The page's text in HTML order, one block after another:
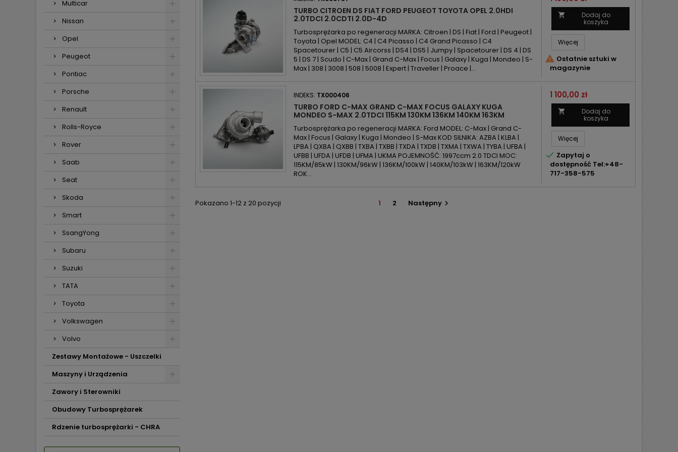
Multicar
Nissan
Opel
Peugeot
Pontiac
Porsche
Renault
Rolls-Royce
Rover
Saab
Seat
Skoda
Smart
SsangYong
Subaru
Suzuki
TATA
Toyota
Volkswagen
Volvo
Zestawy Montażowe - Uszczelki
Maszyny i Urządzenia
Zawory i Sterowniki
Obudowy Turbosprężarek
Rdzenie turbosprężarki - CHRA
TURBO CITROEN DS FIAT FORD PEUGEOT TOYOTA OPEL 2.0HDI
2.0TDCI 2.0CDTI 2.0D-4D
Turbosprężarka po regeneracji MARKA: Citroen | DS | Fiat | Ford | Peugeot |
Toyota | Opel MODEL: C4 | C4 Picasso | C4 Grand Picasso | C4
Spacetourer | C5 | C5 Aircorss | DS4 | DS5 | Jumpy | Spacetourer | DS 4 | DS
5 | DS 7 | Scudo | C-Max | Grand C-Max | Focus | Galaxy | Kuga | Mondeo | S-
Max | 308 | 3008 | 508 | 5008 | Expert | Traveller | Proace |...

Dodaj do
koszyka
Więcej
 Ostatnie sztuki w
magazynie
INDEKS: TX000406
TURBO FORD C-MAX GRAND C-MAX FOCUS GALAXY KUGA
MONDEO S-MAX 2.0TDCI 115KM 130KM 136KM 140KM 163KM
Turbosprężarka po regeneracji MARKA: Ford MODEL: C-Max | Grand C-
Max | Focus | Galaxy | Kuga | Mondeo | S-Max KOD SILNIKA: AZBA | KLBA |
LPBA | QXBA | QXBB | TXBA | TXBB | TXDA | TXDB | TXMA | TXWA | TYBA | UFBA |
UFBB | UFDA | UFDB | UFMA | UKMA POJEMNOŚĆ: 1997ccm 2.0 TDCI MOC:
115KM/85kW | 130KM/96kW | 136KM/100kW | 140KM/103kW | 163KM/120kW
ROK...
Cena
1 100,00 zł

Dodaj do
koszyka
Więcej
 Zapytaj o
dostępność Tel:+48-
717-358-575
Pokazano 1-12 z 20 pozycji 1 2 Następny 